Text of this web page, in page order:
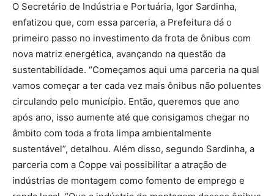
O Secretário de Indústria e Portuária, Igor Sardinha,
enfatizou que, com essa parceria, a Prefeitura dá o
primeiro passo no investimento da frota de ônibus com
nova matriz energética, avançando na questão da
sustentabilidade. “Começamos aqui uma parceria na qual
vamos começar a ter cada vez mais ônibus não poluentes
circulando pelo município. Então, queremos que ano
após ano, isso aumente até que consigamos chegar no
âmbito com toda a frota limpa ambientalmente
sustentável”, detalhou. Além disso, segundo Sardinha, a
parceria com a Coppe vai possibilitar a atração de
indústrias de montagem como fomento de emprego e